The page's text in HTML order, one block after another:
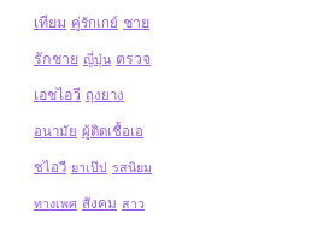
เทียม คู่รักเกย์ ชาย
รักชาย ญี่ปุ่น ตรวจ
เอชไอวี ถุงยาง
อนามัย ผู้ติดเชื้อเอ
ชไอวี ยาเป๊ป รสนิยม
ทางเพศ สังคม สาว